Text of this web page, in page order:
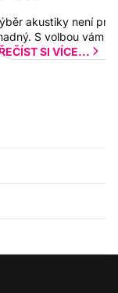
akustiky není pro
S volbou vám
SI VÍCE...